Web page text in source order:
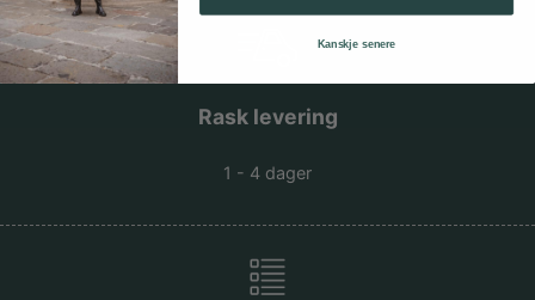
Rask levering
1 - 4 dager
Kanskje senere